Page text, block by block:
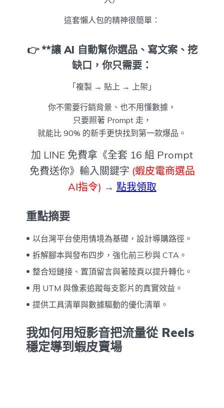
這套懶人包的精神很簡單：
👉 **讓 AI 自動幫你選品、寫文案、挖
缺口，你只需要：
「複製 → 貼上 → 上架」
你不需要行銷背景、也不用懂數據，
只要照著 Prompt 走，
就能比 90% 的新手更快找到第一款爆品。
加 LINE 免費拿《全套 16 組 Prompt
免費送你》輸入關鍵字 (蝦皮電商選品
AI指令) → 點我領取
重點摘要
以台灣平台使用情境為基礎，設計導購路徑。
拆解腳本與發布四步，強化前三秒與 CTA。
整合短鏈接、置頂留言與著陸頁以提升轉化。
用 UTM 與像素追蹤每支影片的真實效益。
提供工具清單與數據驅動的優化清單。
我如何用短影音把流量從 Reels
穩定導到蝦皮賣場